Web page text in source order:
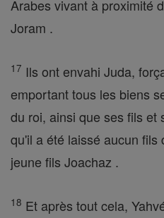
Arabes vivant à proximité
Joram .
17 Ils ont envahi Juda,
emportant tous les biens
du roi, ainsi que ses fils et
qu'il a été laissé aucun fils
jeune fils Joachaz .
18 Et après tout cela,